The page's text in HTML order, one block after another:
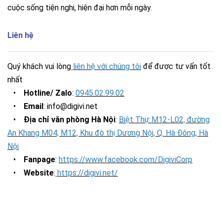
cuộc sống tiện nghi, hiện đại hơn mỗi ngày.
Liên hệ
Quý khách vui lòng liên hệ với chúng tôi để được tư vấn tốt
nhất
•
Hotline/ Zalo: 0945.02.99.02
•
Email : info@digivi.net
• Địa chỉ văn phòng Hà Nội: Biệt Thự M12-L02, đường
An Khang M04; M12, Khu đô thị Dương Nội, Q. Hà Đông, Hà
Nội
•
Fanpage: https://www.facebook.com/DigiviCorp
• Website: https://digivi.net/